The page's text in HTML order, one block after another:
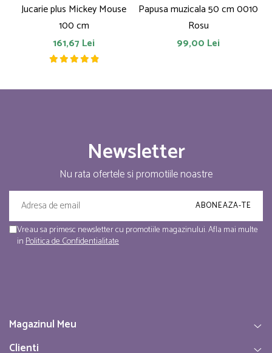
Jucarie plus Mickey Mouse
100 cm
161,67 Lei
Papusa muzicala 50 cm 0010
Rosu
99,00 Lei
Newsletter
Nu rata ofertele si promotiile noastre
Vreau sa primesc newsletter cu promotiile magazinului. Afla mai multe
inPolitica de Confidentialitate
Magazinul Meu
Clienti